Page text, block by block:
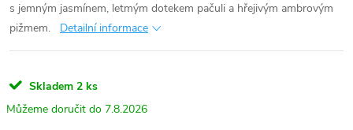
s jemným jasmínem, letmým dotekem pačuli a hřejivým ambrovým
pižmem.
Detailní informace
Skladem 2 ks
7.8.2026